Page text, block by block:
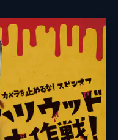
合田純奈
浅森咲希奈
秋山ゆずき
山口友和
藤村拓矢